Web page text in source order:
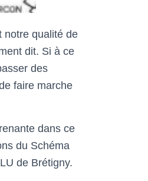
notre qualité de
dit. Si à ce
des
faire marche
dans ce
du Schéma
de Brétigny.